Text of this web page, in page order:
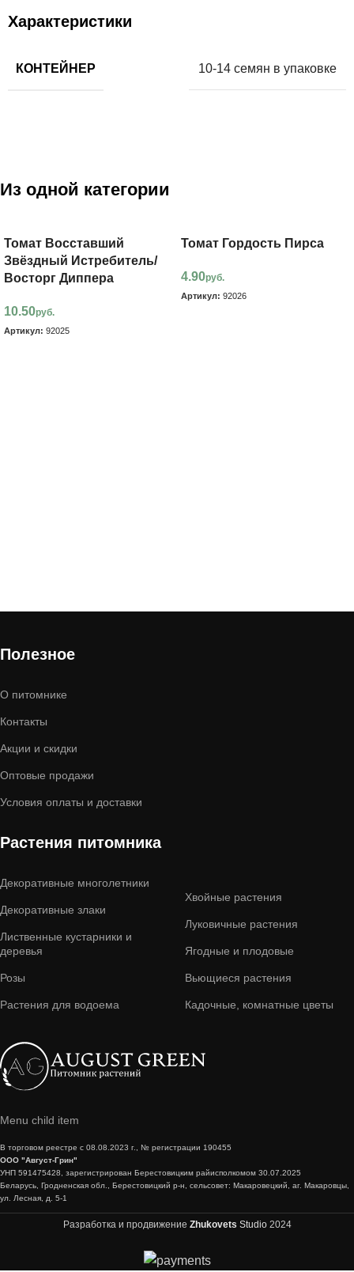
Характеристики
КОНТЕЙНЕР 10-14 семян в упаковке
Из одной категории
Томат Восставший
Звёздный Истребитель/
Восторг Диппера
10.50руб.
Артикул: 92025
Томат Гордость Пирса
4.90руб.
Артикул: 92026
Полезное
О питомнике
Контакты
Акции и скидки
Оптовые продажи
Условия оплаты и доставки
Растения питомника
Декоративные многолетники
Декоративные злаки
Лиственные кустарники и
деревья
Розы
Растения для водоема
Хвойные растения
Луковичные растения
Ягодные и плодовые
Вьющиеся растения
Кадочные, комнатные цветы
Menu child item
В торговом реестре с 08.08.2023 г., № регистрации 190455
ООО "Август-Грин"
УНП 591475428, зарегистрирован Берестовицким райисполкомом 30.07.2025
Беларусь, Гродненская обл., Берестовицкий р-н, сельсовет: Макаровецкий, аг. Макаровцы,
ул. Лесная, д. 5-1
Разработка и продвижение Zhukovets Studio 2024